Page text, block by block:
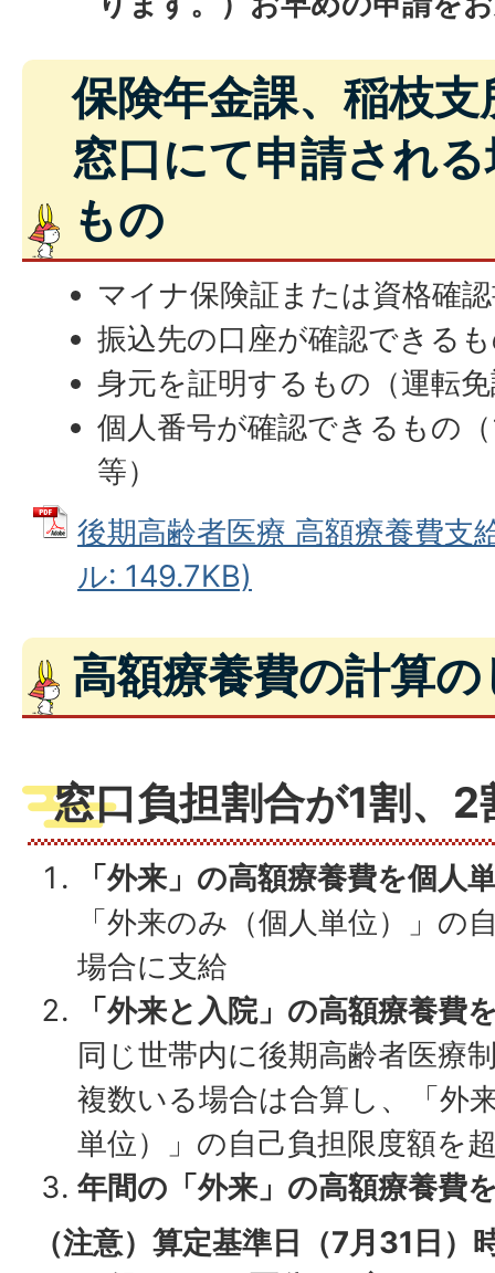
保険年金課、稲枝
窓口にて申請され
もの
マイナ保険証または資格確
振込先の口座が確認できる
身元を証明するもの（運転
個人番号が確認できるもの
等）
後期高齢者医療 高額療養費支
ル: 149.7KB)
高額療養費の計算
窓口負担割合が1割、2
「外来」の高額療養費を個人
「外来のみ（個人単位）」の
場合に支給
「外来と入院」の高額療養費
同じ世帯内に後期高齢者医療
複数いる場合は合算し、「外
単位）」の自己負担限度額を
年間の「外来」の高額療養費
（注意）算定基準日（7月31日）